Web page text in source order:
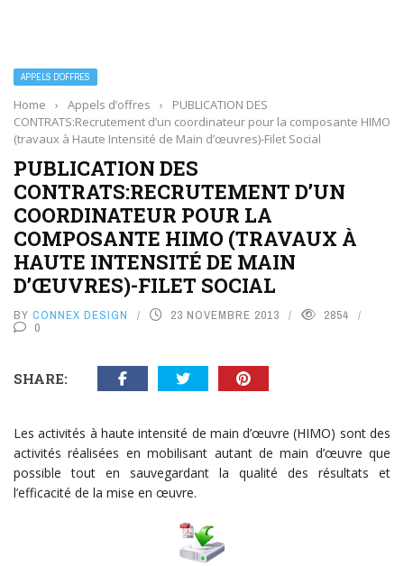
APPELS D’OFFRES
Home › Appels d’offres ›
PUBLICATION DES
CONTRATS:Recrutement d’un coordinateur pour la composante HIMO
(travaux à Haute Intensité de Main d’œuvres)-Filet Social
PUBLICATION DES
CONTRATS:RECRUTEMENT D’UN
COORDINATEUR POUR LA
COMPOSANTE HIMO (TRAVAUX À
HAUTE INTENSITÉ DE MAIN
D’ŒUVRES)-FILET SOCIAL
BY CONNEX DESIGN 23 NOVEMBRE 2013
2854
0
SHARE:
Les activités à haute intensité de main d’œuvre (HIMO) sont des
activités réalisées en mobilisant autant de main d’œuvre que
possible tout en sauvegardant la qualité des résultats et
l’efficacité de la mise en œuvre.